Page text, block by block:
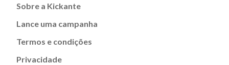
Sobre a Kickante
Lance uma campanha
Termos e condições
Privacidade